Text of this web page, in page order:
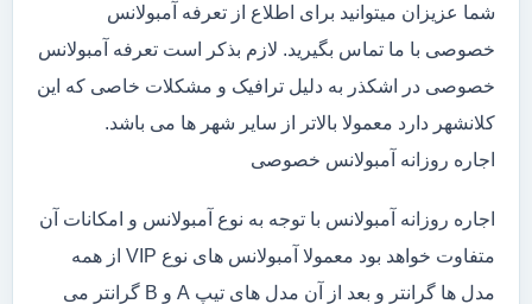
شما عزیزان میتوانید برای اطلاع از تعرفه آمبولانس
خصوصی با ما تماس بگیرید. لازم بذکر است تعرفه آمبولانس
خصوصی در اشکذر به دلیل ترافیک و مشکلات خاصی که این
کلانشهر دارد معمولا بالاتر از سایر شهر ها می باشد.
اجاره روزانه آمبولانس خصوصی
اجاره روزانه آمبولانس با توجه به نوع آمبولانس و امکانات آن
متفاوت خواهد بود معمولا آمبولانس های نوع VIP از همه
مدل ها گرانتر و بعد از آن مدل های تیپ A و B گرانتر می